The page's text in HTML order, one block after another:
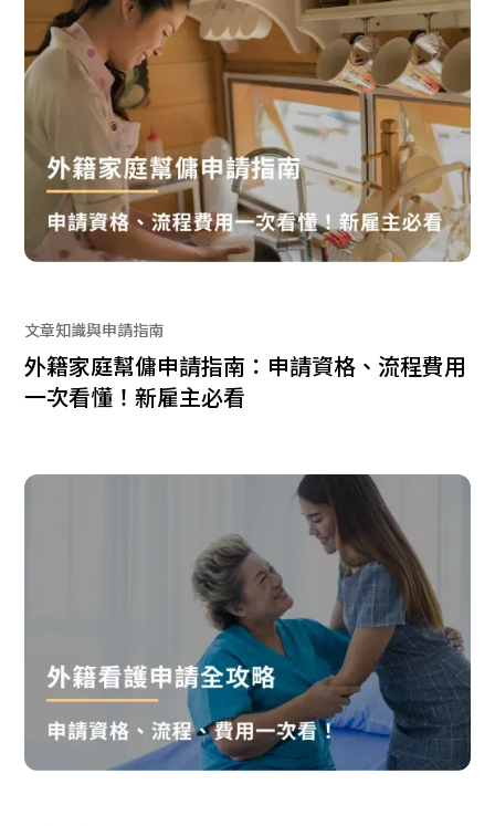
文章知識與申請指南
外籍家庭幫傭申請指南：申請資格、流程費用
一次看懂！新雇主必看